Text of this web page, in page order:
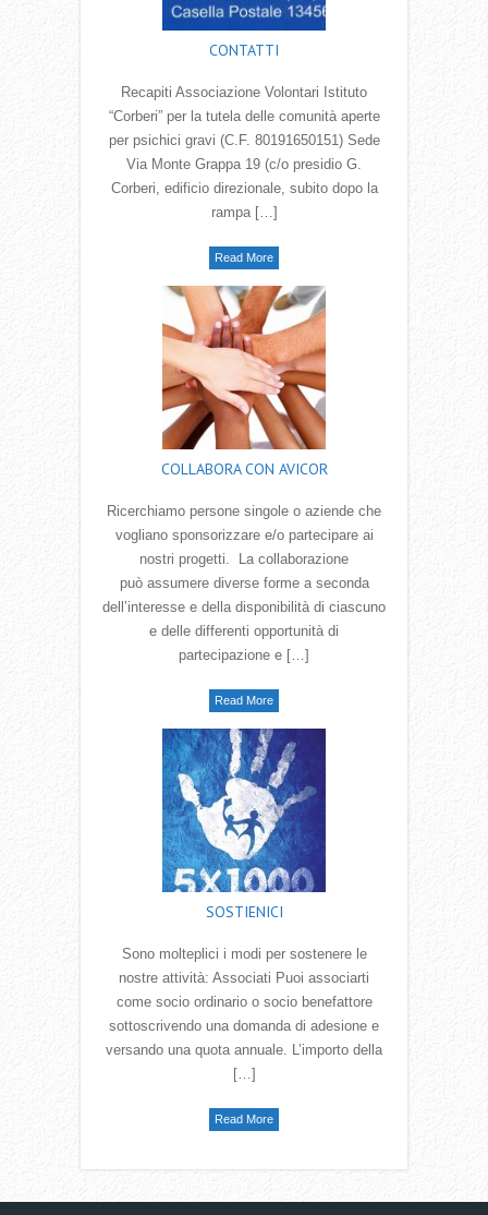
CONTATTI
Recapiti Associazione Volontari Istituto
“Corberi” per la tutela delle comunità aperte
per psichici gravi (C.F. 80191650151) Sede
Via Monte Grappa 19 (c/o presidio G.
Corberi, edificio direzionale, subito dopo la
rampa […]
Read More
COLLABORA CON AVICOR
Ricerchiamo persone singole o aziende che
vogliano sponsorizzare e/o partecipare ai
nostri progetti. La collaborazione
può assumere diverse forme a seconda
dell‛interesse e della disponibilità di ciascuno
e delle differenti opportunità di
partecipazione e […]
Read More
SOSTIENICI
Sono molteplici i modi per sostenere le
nostre attività: Associati Puoi associarti
come socio ordinario o socio benefattore
sottoscrivendo una domanda di adesione e
versando una quota annuale. L’importo della
[…]
Read More